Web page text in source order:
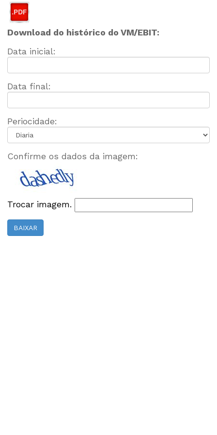
Download do histórico do VM/EBIT:
Data inicial:
Data final:
Periocidade:
Confirme os dados da imagem:
Trocar imagem.